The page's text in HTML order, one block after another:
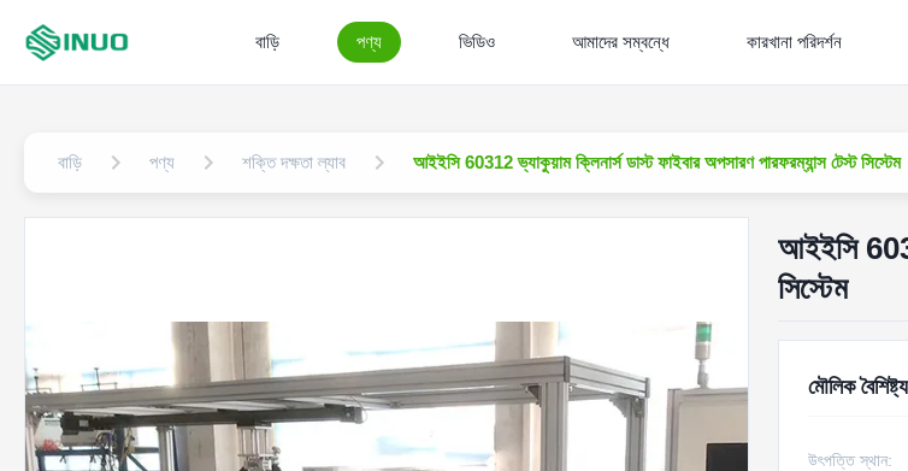
বাড়ি পণ্য ভিডিও আমাদের সম্বন্ধে কারখানা পরিদর্শন
বাড়ি পণ্য শক্তি দক্ষতা ল্যাব আইইসি 60312 ভ্যাকুয়াম ক্লিনার্স ডাস্ট ফাইবার অপসারণ পারফরম্যান্স টেস্ট সিস্টেম
আইইসি
সিস্টেম
মৌলিক বৈশিষ্ট্য
উৎপত্তি স্থান: